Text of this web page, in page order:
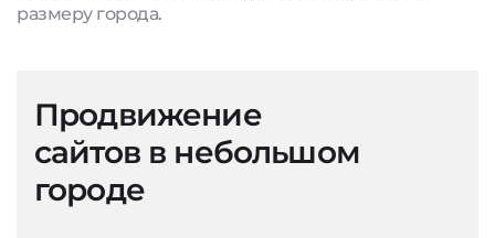
размеру города.
Продвижение
сайтов в небольшом
городе